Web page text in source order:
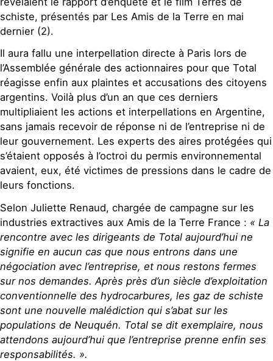
schiste, présentés par Les Amis de la Terre en mai
dernier (2).
Il aura fallu une interpellation directe à Paris lors de
l’Assemblée générale des actionnaires pour que Total
réagisse enfin aux plaintes et accusations des citoyens
argentins. Voilà plus d’un an que ces derniers
multipliaient les actions et interpellations en Argentine,
sans jamais recevoir de réponse ni de l’entreprise ni de
leur gouvernement. Les experts des aires protégées qui
s’étaient opposés à l’octroi du permis environnemental
avaient, eux, été victimes de pressions dans le cadre de
leurs fonctions.
Selon Juliette Renaud, chargée de campagne sur les
industries extractives aux Amis de la Terre France : « La
rencontre avec les dirigeants de Total aujourd’hui ne
signifie en aucun cas que nous entrons dans une
négociation avec l’entreprise, et nous restons fermes
sur nos demandes. Après près d’un siècle d’exploitation
conventionnelle des hydrocarbures, les gaz de schiste
sont une nouvelle malédiction qui s’abat sur les
populations de Neuquén. Total se dit exemplaire, nous
attendons aujourd’hui que l’entreprise prenne enfin ses
responsabilités. ».